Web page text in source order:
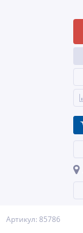
Артикул: 85786